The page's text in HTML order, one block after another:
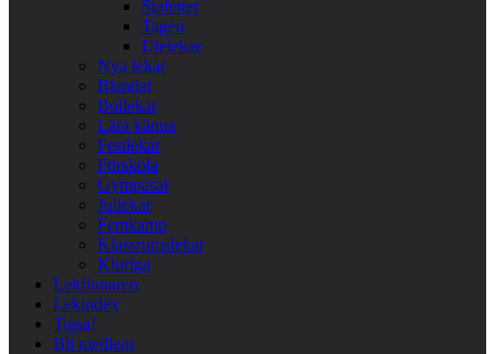
Stafetter
Tagen
Utelekar
Nya lekar
Blandat
Bollekar
Lära känna
Festlekar
Förskola
Gympasal
Jullekar
Femkamp
Klassrumslekar
Kluriga
Lekfinnaren
Lekindex
Tipsa!
Bli medlem